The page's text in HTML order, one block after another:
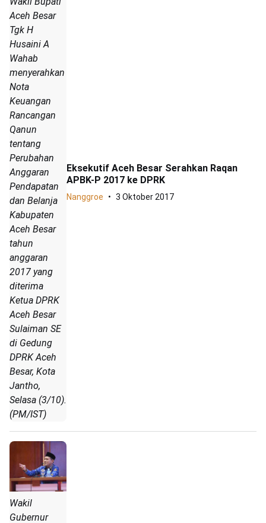
Aceh Besar
Tgk H
Husaini A
Wahab
menyerahkan
Nota
Keuangan
Rancangan
Qanun
tentang
Perubahan
Anggaran
Pendapatan
dan Belanja
Kabupaten
Aceh Besar
tahun
anggaran
2017 yang
diterima
Ketua DPRK
Aceh Besar
Sulaiman SE
di Gedung
DPRK Aceh
Besar, Kota
Jantho,
Selasa (3/10).
(PM/IST)
Eksekutif Aceh Besar Serahkan Raqan
APBK-P 2017 ke DPRK
Nanggroe 3 Oktober 2017
Wakil
Gubernur